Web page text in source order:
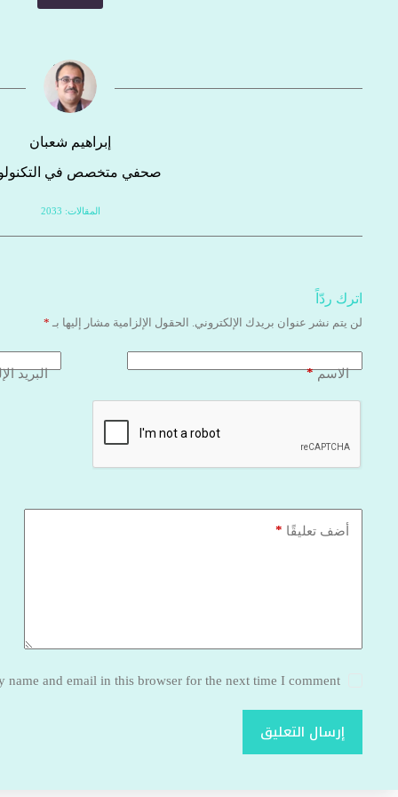
إبراهيم شعبان
صحفي متخصص في
المقالات: 2033
اترك ردّاً
لن يتم نشر عنوان بريدك الإلكتروني. الحقول الإلزامية مشار إليها بـ *
الاسم* البريد
أضف تعليقًا *
name and email in this browser for the next time I comment.
إرسال التعليق